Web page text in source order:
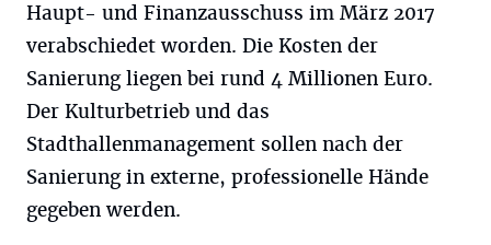
Haupt- und Finanzausschuss im März 2017
verabschiedet worden. Die Kosten der
Sanierung liegen bei rund 4 Millionen Euro.
Der Kulturbetrieb und das
Stadthallenmanagement sollen nach der
Sanierung in externe, professionelle Hände
gegeben werden.